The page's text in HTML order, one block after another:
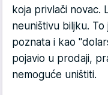
koja privlači novac.
neuništivu biljku.
poznata i kao
pojavio u prodaji,
nemoguće uništiti.